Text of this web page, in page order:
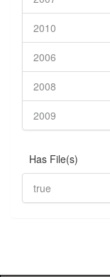
2010
2006
2008
2009
Has File(s)
true